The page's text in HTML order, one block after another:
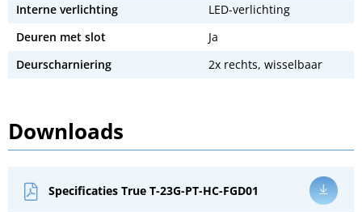
Interne verlichting
LED-verlichting
Deuren met slot
Ja
Deurscharniering
2x rechts, wisselbaar
Downloads
Specificaties True T-23G-PT-HC-FGD01